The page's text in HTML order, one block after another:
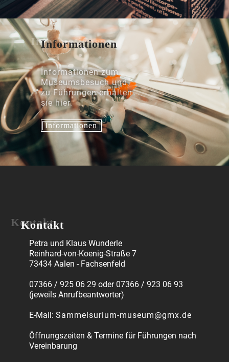
Informationen
Informationen zum
Museumsbesuch und
zu Führungen erhalten
sie hier.
Informationen
Kontakt
Petra und Klaus Wunderle
Reinhard-von-Koenig-Straße 7
73434 Aalen - Fachsenfeld
07366 / 925 06 29 oder 07366 / 923 06 93
(jeweils Anrufbeantworter)
E-Mail: Sammelsurium-museum@gmx.de
Öffnungszeiten & Termine für Führungen nach
Vereinbarung